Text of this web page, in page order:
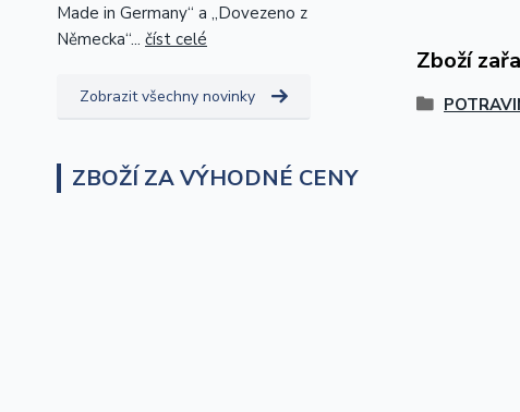
Made in Germany“ a „Dovezeno z
Německa“... číst celé
Zobrazit všechny novinky
ZBOŽÍ ZA VÝHODNÉ CENY
Zboží